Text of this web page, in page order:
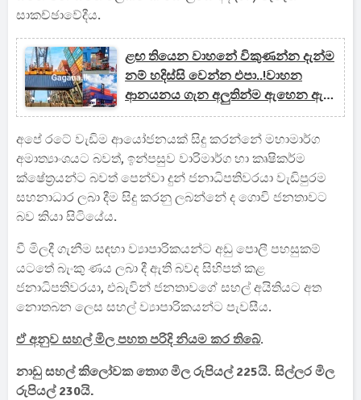
සාකච්ඡාවේදීය.
ළඟ තියෙන වාහනේ විකුණන්න දැන්ම
නම් හදිස්සි වෙන්න එපා..!වාහන
ආනයනය ගැන අලුතින්ම ඇහෙන ඇස්
උඩ යන ආරංචිය...
අපේ රටේ වැඩිම ආයෝජනයක් සිදු කරන්නේ මහාමාර්ග
අමාත්‍යාංශයට බවත්, ඉන්පසුව වාරිමාර්ග හා කෘෂිකර්ම
ක්ෂේත්‍රයන්ට බවත් පෙන්වා දුන් ජනාධිපතිවරයා වැඩිපුරම
සහනාධාර ලබා දීම සිදු කරනු ලබන්නේ ද ගොවි ජනතාවට
බව කියා සිටියේය.
වී මිලදී ගැනීම සඳහා ව්‍යාපාරිකයන්ට අඩු පොලී පහසුකම්
යටතේ බැංකු ණය ලබා දී ඇති බවද සිහිපත් කළ
ජනාධිපතිවරයා, එබැවින් ජනතාවගේ සහල් අයිතියට අත
නොතබන ලෙස සහල් ව්‍යාපාරිකයන්ට පැවසීය.
ඒ අනුව සහල් මිල පහත පරිදි නියම කර තිබේ.
නාඩු සහල් කිලෝවක තොග මිල රුපියල් 225යි. සිල්ලර මිල
රුපියල් 230යි.